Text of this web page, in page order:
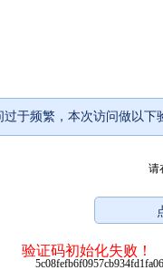
过于频繁，本次访问做以下
请
验证码初始化失败！